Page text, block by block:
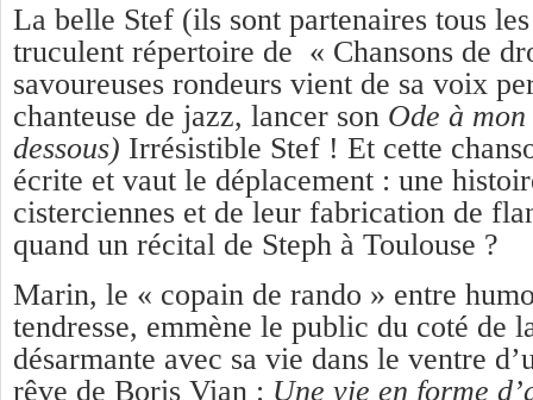
La belle Stef (ils sont partenaires tous
truculent répertoire de « Chansons de
savoureuses rondeurs vient de sa voix
chanteuse de jazz, lancer son Ode à
dessous) Irrésistible Stef ! Et cette
écrite et vaut le déplacement : une
cisterciennes et de leur fabrication de
quand un récital de Steph à Toulouse ?
Marin, le « copain de rando » entre
tendresse, emmène le public du coté de
désarmante avec sa vie dans le ventre
rêve de Boris Vian : Une vie en forme